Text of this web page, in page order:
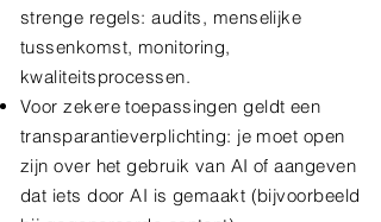
strenge regels: audits, menselijke
tussenkomst, monitoring,
kwaliteitsprocessen.
Voor zekere toepassingen geldt een
transparantieverplichting: je moet open
zijn over het gebruik van AI of aangeven
dat iets door AI is gemaakt (bijvoorbeeld